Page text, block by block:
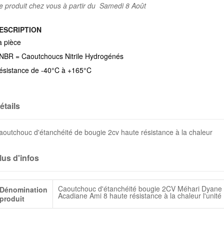
produit chez vous à partir du Samedi 8 Août
pièce
= Caoutchoucs Nitrile Hydrogénés
de -40°C à +165°C
d'étanchéité de bougie 2cv haute résistance à la chaleur
d'infos
Dénomination
produit
Caoutchouc d'étanchéité bougie 2CV Méhari Dyane
Acadiane Ami 8 haute résistance à la chaleur l'unité